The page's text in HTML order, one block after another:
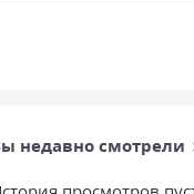
недавно смотрели